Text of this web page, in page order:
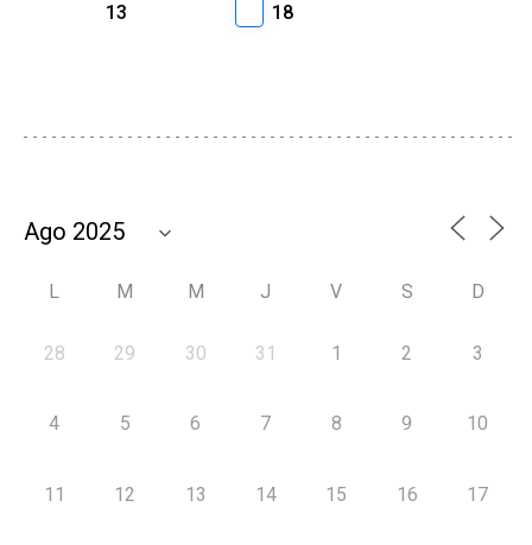
13
18
L M M J V S D
28 29 30 31 1 2 3
4 5 6 7 8 9 10
11 12 13 14 15 16 17